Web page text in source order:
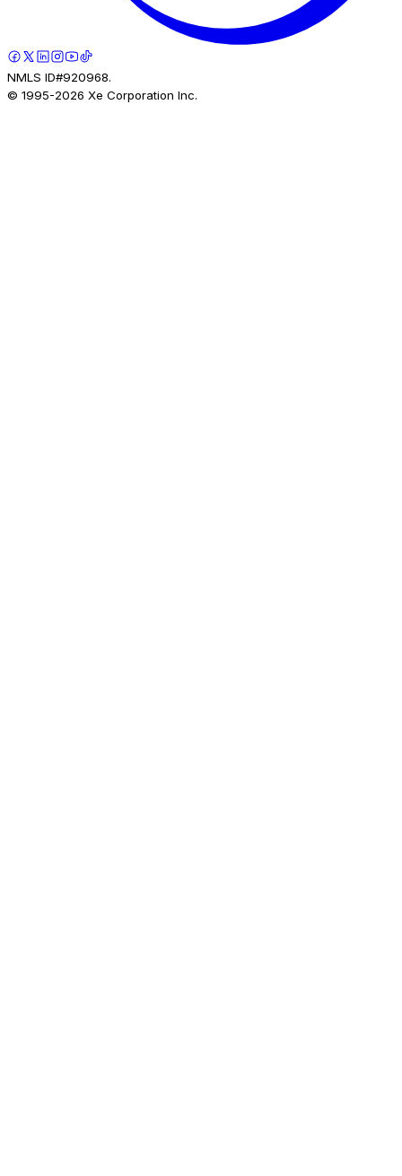
NMLS ID#920968.
© 1995-2026 Xe Corporation Inc.